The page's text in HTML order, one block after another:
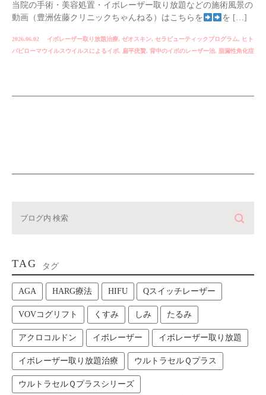
当院の手術・美容処置・イボレーザー取り放題などの施術風景の
動画（豊洲佐藤クリニックちゃんねる）はこちらを
を […]
2026.06.02 イボレーザー取り放題治療, ゼオスキン, セラピューティックプログラム,
ヒト
パピローマウイルスウイルスによるイボ, 扁平疣贅, 背中のイボのレーザー治, 脂漏性角化症
TAG タグ
AGA HARG療法 HIFU Qスイッチレーザー
VOVコグリフト くすみ しみ たるみ
アクロコルドン イボレーザー イボレーザー取り放題
イボレーザー取り放題治療 ウルトラセルＱプラス
ウルトラセルＱプラスシリーズ